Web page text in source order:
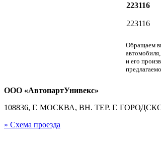
223116
223116
Обращаем
и его
ООО «АвтопартУнивекс»
108836, Г. МОСКВА, ВН. ТЕР. Г.
» Схема проезда